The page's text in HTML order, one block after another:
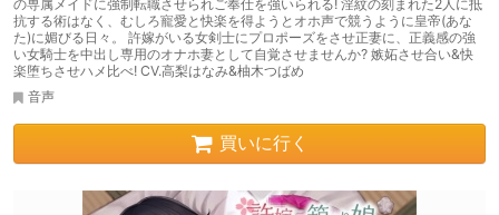
の専属メイドに強制転職させられご奉仕を強いられる! 淫紋の刻まれた2人に抵
抗する術はなく、むしろ寵愛と快楽を得ようとオホ声で競うように皇帝(あな
た)に媚びる日々。 許嫁がいる女剣士にプロポーズをさせ正妻に、正義感の強
い女騎士を中出し専用のオナホ妻として自覚させませんか? 嫉妬させ合い&快
楽堕ちさせハメ比べ! CV.高梨はなみ&柚木つばめ
音声
買いに行く